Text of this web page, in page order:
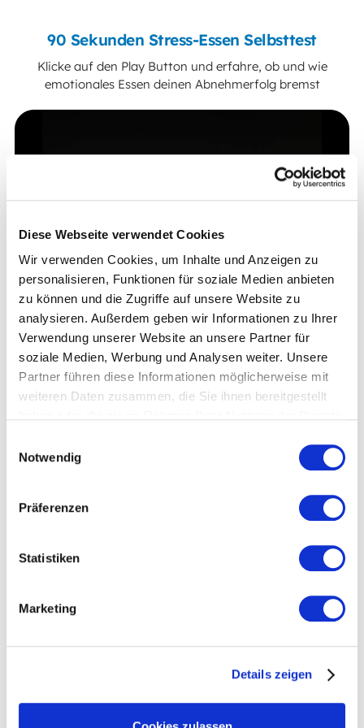
Diese Webseite verwendet Cookies
Wir verwenden Cookies, um Inhalte und Anzeigen zu
personalisieren, Funktionen für soziale Medien anbieten
zu können und die Zugriffe auf unsere Website zu
analysieren. Außerdem geben wir Informationen zu Ihrer
Verwendung unserer Website an unsere Partner für
soziale Medien, Werbung und Analysen weiter. Unsere
Partner führen diese Informationen möglicherweise mit
weiteren Daten zusammen, die Sie ihnen bereitgestellt
Notwendig
Präferenzen
Statistiken
Marketing
Details zeigen
90 Sekunden Stress-Essen Selbsttest
Klicke auf den Play Button und erfahre, ob und wie
emotionales Essen deinen Abnehmerfolg bremst
essgestörte Menschen geeignet und richtet sich an
diejenigen, die aus gesunden Gründen abnehmen